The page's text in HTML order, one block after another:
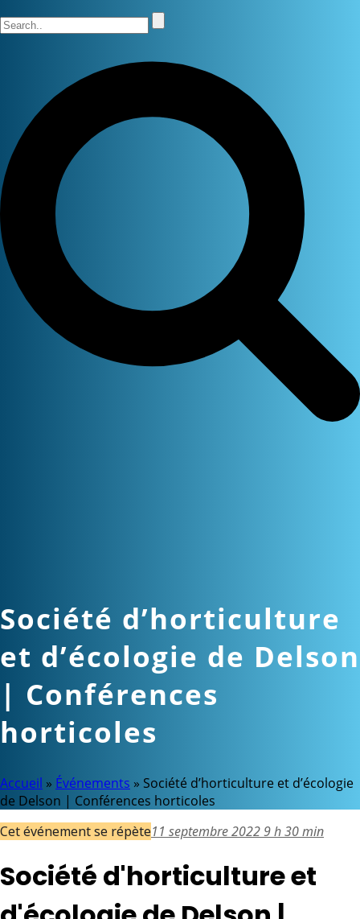
Société d’horticulture
et d’écologie de Delson
| Conférences
horticoles
Accueil » Événements » Société d’horticulture et d’écologie
de Delson | Conférences horticoles
Cet événement se répète11 septembre 2022 9 h 30 min
Société d'horticulture et